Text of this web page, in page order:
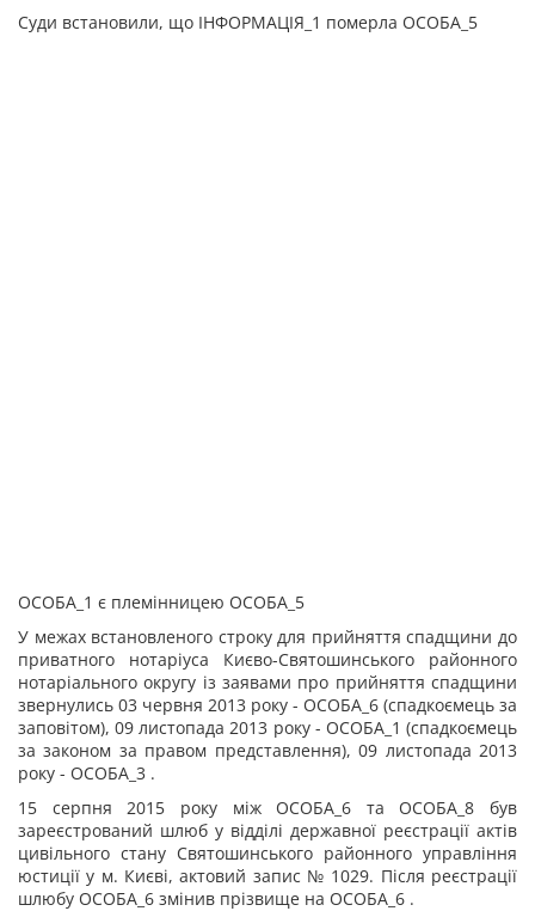
Суди встановили, що ІНФОРМАЦІЯ_1 померла ОСОБА_5
ОСОБА_1 є племінницею ОСОБА_5
У межах встановленого строку для прийняття спадщини до
приватного нотаріуса Києво-Святошинського районного
нотаріального округу із заявами про прийняття спадщини
звернулись 03 червня 2013 року - ОСОБА_6 (спадкоємець за
заповітом), 09 листопада 2013 року - ОСОБА_1 (спадкоємець
за законом за правом представлення), 09 листопада 2013
року - ОСОБА_3 .
15 серпня 2015 року між ОСОБА_6 та ОСОБА_8 був
зареєстрований шлюб у відділі державної реєстрації актів
цивільного стану Святошинського районного управління
юстиції у м. Києві, актовий запис № 1029. Після реєстрації
шлюбу ОСОБА_6 змінив прізвище на ОСОБА_6 .